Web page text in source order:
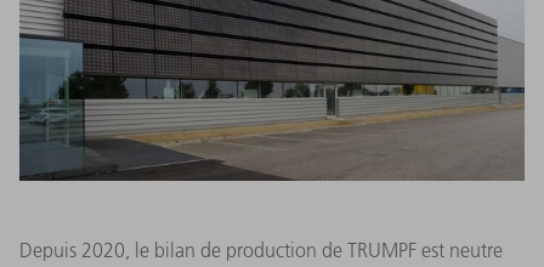
Depuis 2020, le bilan de production de TRUMPF est neutre